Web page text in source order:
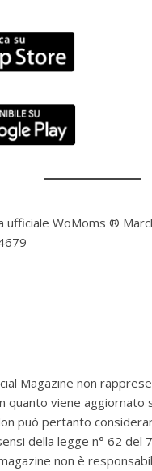
ufficiale WoMoms ®
Magazine non
quanto viene aggiornato
può pertanto
della legge n° 62 del
non è